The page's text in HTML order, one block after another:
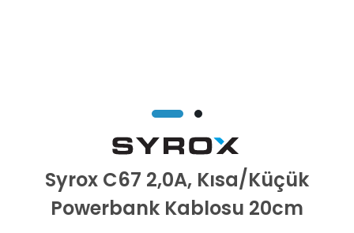
Syrox C67 2,0A, Kısa/Küçük
Powerbank Kablosu 20cm